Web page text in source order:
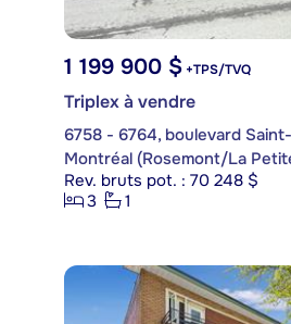
1 199 900 $ +TPS/TVQ
Triplex à vendre
6758 - 6764, boulevard
Montréal (Rosemont/La
Rev. bruts pot. : 70 248 $
3
1